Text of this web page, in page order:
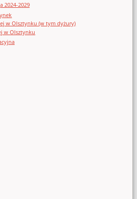
2024-2029
w Olsztynku (w tym dyżury)
w Olsztynku